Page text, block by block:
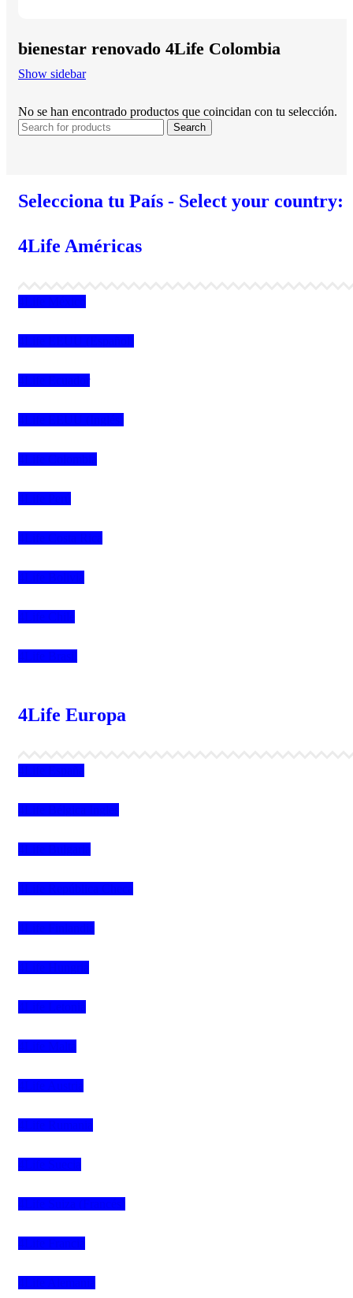
bienestar renovado 4Life Colombia
Show sidebar
No se han encontrado productos que coincidan con tu selección.
Search
Selecciona tu País - Select your country:
4Life Américas
4Life Europa